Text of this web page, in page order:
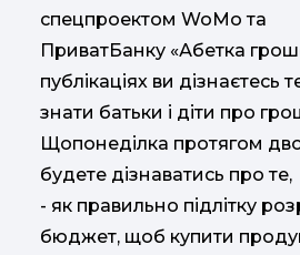
спецпроектом WoMo та
ПриватБанку «Абетка
публікаціях ви дізнаєтесь
знати батьки і діти про
Щопонеділка протягом
будете дізнаватись про те,
- як правильно підлітку
бюджет, щоб купити